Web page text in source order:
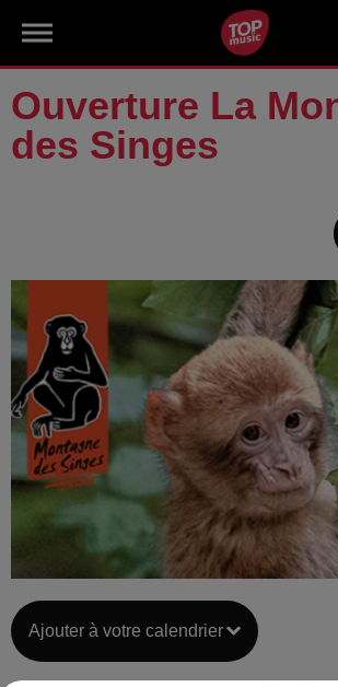
Ouverture La
des Singes
Ajouter à votre calendrier